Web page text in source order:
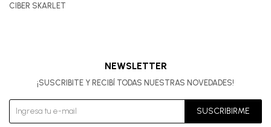
CIBER SKARLET
NEWSLETTER
¡SUSCRIBITE Y RECIBÍ TODAS NUESTRAS NOVEDADES!
SUSCRIBIRME